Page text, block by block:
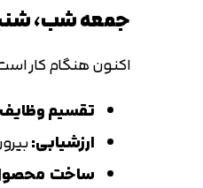
جمعه شب،
اکنون هنگام کار
تقسیم
ارزشیابی:
ساخت